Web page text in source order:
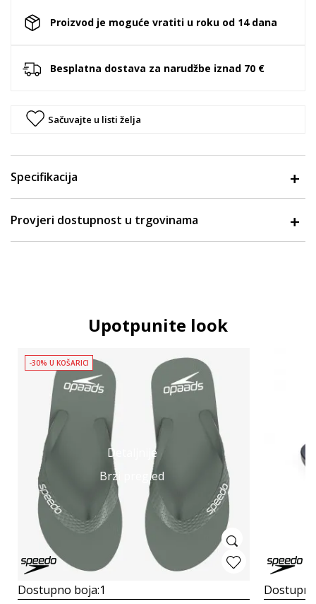
Proizvod je moguće vratiti u roku od 14 dana
Besplatna dostava za narudžbe iznad 70 €
Sačuvajte u listi želja
Specifikacija
Provjeri dostupnost u trgovinama
Upotpunite look
Detaljnije
Brzi pregled
-30% U KOŠARICI
Dostupno boja:1